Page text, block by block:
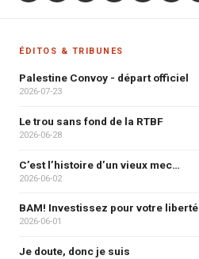
ÉDITOS & TRIBUNES
Palestine Convoy - départ officiel
2026-07-23
Le trou sans fond de la RTBF
2026-06-28
C’est l’histoire d’un vieux mec…
2026-06-02
BAM! Investissez pour votre liberté
2026-06-01
Je doute, donc je suis